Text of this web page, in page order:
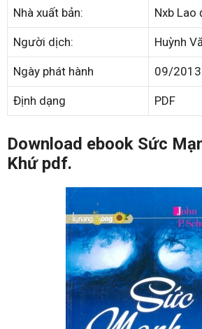
Nhà xuất bản: Nxb Lao
Người dịch: Huỳnh
Ngày phát hành 09/2013
Định dạng PDF
Download ebook Sức
Khứ pdf.